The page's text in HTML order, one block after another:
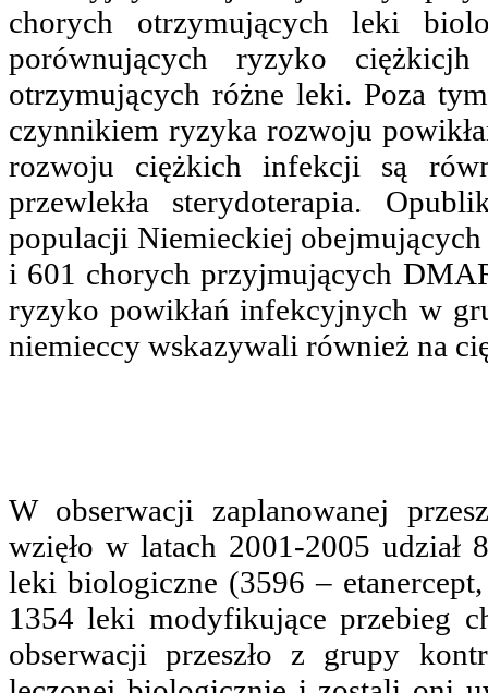
chorych otrzymujących leki
porównujących ryzyko
otrzymujących różne leki. Poza
czynnikiem ryzyka rozwoju
rozwoju ciężkich infekcji są
przewlekła sterydoterapia.
populacji Niemieckiej
i 601 chorych przyjmujących
ryzyko powikłań infekcyjnych w
niemieccy wskazywali również na
W obserwacji zaplanowanej
wzięło w latach 2001-2005
leki biologiczne (3596 –
1354 leki modyfikujące przebieg
obserwacji przeszło z grupy